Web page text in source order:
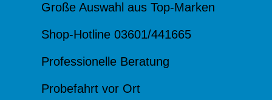
Große Auswahl aus Top-Marken
Shop-Hotline 03601/441665
Professionelle Beratung
Probefahrt vor Ort